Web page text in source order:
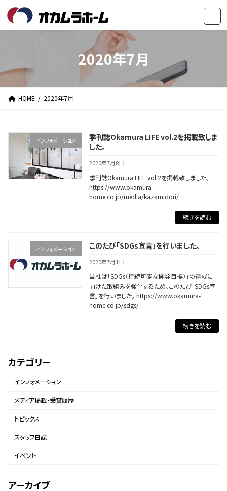
テ
ス
キ
ゲ
ン
に
2020年7月
HOME 2020年7月
インフォメーション
季刊誌Okamura LIFE vol.2を掲載致しま
した。
2020年7月8日
季刊誌Okamura LIFE vol.2を掲載致しました。
https://www.okamura-
home.co.jp/media/kazamidori/
続きを読む
インフォメーション このたび「SDGs宣言」を行いました。
2020年7月1日
当社は「SDGs（持続可能な開発目標）」の達成に
向けた取組みを強化するため、このたび「SDGs宣
言」を行いました。 https://www.okamura-
home.co.jp/sdgs/
続きを読む
カテゴリー
インフォメーション
メディア掲載・受賞履歴
トピックス
スタッフ日誌
イベント
アーカイブ